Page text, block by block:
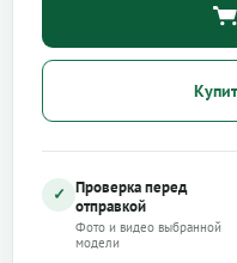
✓ Проверка перед
отправкой
Фото и видео выбранной
модели